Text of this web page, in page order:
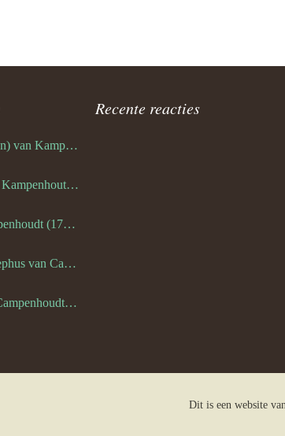
... Johannes (Jan) van Kampenhout (1311.)
Robin Lindsay Kampenhout (1346.) (06-03-2023)
Axel van Campenhoudt (1738.)
Franciscus Josephus van Campenhoudt (1719.) (10-08-1875)
Elisabeth van Campenhoudt (1716.) (28-05-1870)
Recente reacties
Dit is een website